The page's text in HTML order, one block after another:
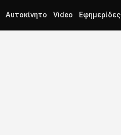
Αυτοκίνητο Video Εφημερίδες